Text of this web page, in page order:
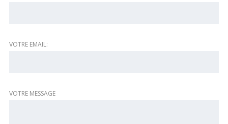
VOTRE EMAIL:
VOTRE MESSAGE